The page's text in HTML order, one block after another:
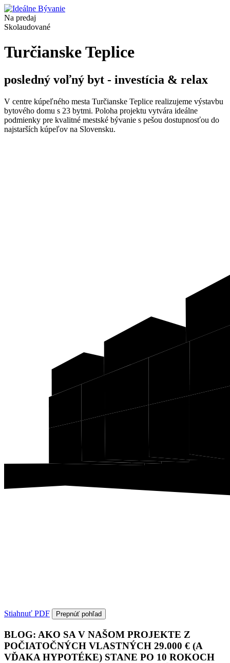
Na predaj
Skolaudované
Turčianske Teplice
posledný voľný byt - investícia & relax
V centre kúpeľného mesta Turčianske Teplice realizujeme výstavbu
bytového domu s 23 bytmi. Poloha projektu vytvára ideálne
podmienky pre kvalitné mestské bývanie s pešou dostupnosťou do
najstarších kúpeľov na Slovensku.
Stiahnuť PDF Prepnúť pohľad
BLOG: AKO SA V NAŠOM PROJEKTE Z
POČIATOČNÝCH VLASTNÝCH 29.000 € (A
VĎAKA HYPOTÉKE) STANE PO 10 ROKOCH